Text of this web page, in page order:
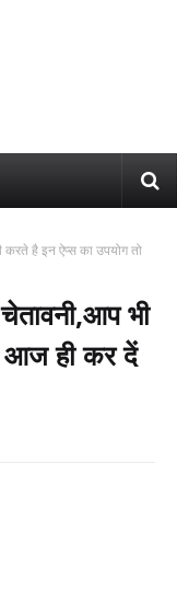
करते है इन ऐप्स का उपयोग तो
भी
आज ही कर दें